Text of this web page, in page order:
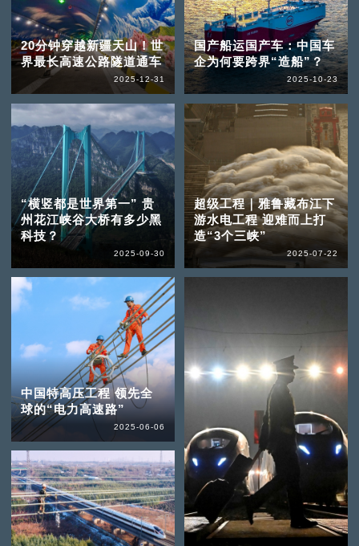
20分钟穿越新疆天山！世
界最长高速公路隧道通车
2025-12-31
国产船运国产车：中国车
企为何要跨界“造船”？
2025-10-23
“横竖都是世界第一” 贵
州花江峡谷大桥有多少黑
科技？
2025-09-30
超级工程｜雅鲁藏布江下
游水电工程 迎难而上打
造“3个三峡”
2025-07-22
中国特高压工程 领先全
球的“电力高速路”
2025-06-06